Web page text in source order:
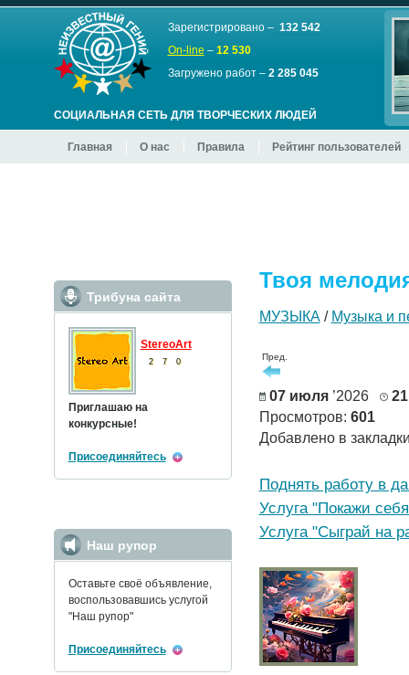
Зарегистрировано – 132 542
On-line– 12 530
Загружено работ – 2 285 045
СОЦИАЛЬНАЯ СЕТЬ ДЛЯ ТВОРЧЕСКИХ ЛЮДЕЙ
Главная О нас Правила Рейтинг пользователей
Твоя
МУЗЫКА/ Музыка и
Пред.
07 июля’2026
Просмотров: 601
Добавлено в
Поднять работу в
Услуга "Покажи
Услуга "Сыграй на
Трибуна сайта
StereoArt
2 7 0
Приглашаю на
конкурсные!
Присоединяйтесь
Наш рупор
Оставьте своё объявление,
воспользовавшись услугой
"Наш рупор"
Присоединяйтесь